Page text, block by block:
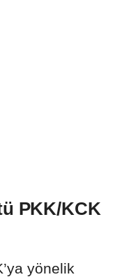
PKK/KCK
yönelik